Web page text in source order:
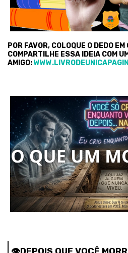
POR FAVOR, COLOQUE O DEDO
COMPARTILHE ESSA IDEIA COM
AMIGO:
👁️DEPOIS QUE VOCÊ